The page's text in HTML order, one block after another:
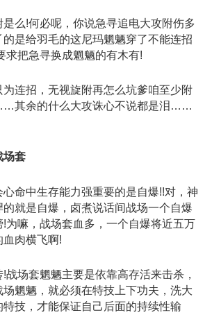
!何必呢，你说急寻追电大攻附伤多
是给羽毛的这尼玛魍魉穿了不能连招
求把急寻换成魍魉的有木有!
招，无视旋附再怎么坑爹咱至少附
其余的什么大攻诛心不说都是泪……
套
中生存能力强重要的是自爆!!对，神
的就是自爆，卤煮说话间战场一个自爆
为嘛，战场套血多，一个自爆将近五万
血肉横飞啊!
场套魍魉主要是依靠高存活来击杀，
场魍魉，就必须在特技上下功夫，洗大
技，才能保证自己后面的持续性输